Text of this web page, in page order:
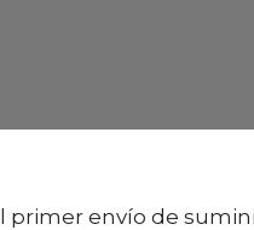
envío de